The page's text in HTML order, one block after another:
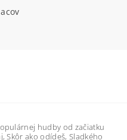
hudby od začiatku
Skôr ako odídeš, Sladkého